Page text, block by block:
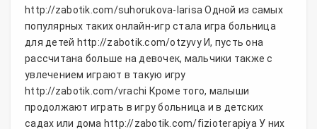
http://zabotik.com/suhorukova-larisa Одной из самых
популярных таких онлайн-игр стала игра больница
для детей http://zabotik.com/otzyvy И, пусть она
рассчитана больше на девочек, мальчики также с
увлечением играют в такую игру
http://zabotik.com/vrachi Кроме того, малыши
продолжают играть в игру больница и в детских
садах или дома http://zabotik.com/fizioterapiya У них